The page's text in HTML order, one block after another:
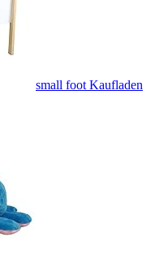
small foot Kaufladen